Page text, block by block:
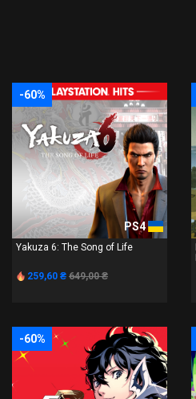
-60%
PS4
Yakuza 6: The Song of Life
259,60 ₴ 649,00 ₴
-60%